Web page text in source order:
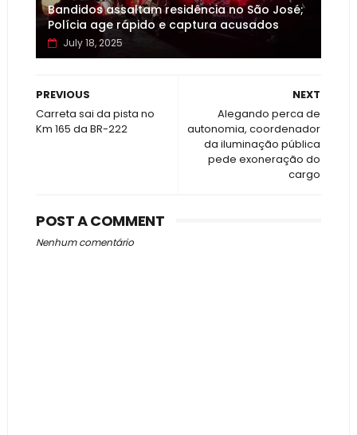
Bandidos assaltam residência no São José;
Polícia age rápido e captura acusados
July 18, 2025
NEXT
Alegando perca de
autonomia, coordenador
da iluminação pública
pede exoneração do
cargo
PREVIOUS
Carreta sai da pista no
Km 165 da BR-222
POST A COMMENT
Nenhum comentário